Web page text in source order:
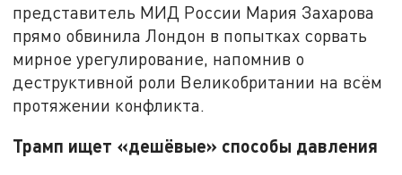
представитель МИД России Мария Захарова
прямо обвинила Лондон в попытках сорвать
мирное урегулирование, напомнив о
деструктивной роли Великобритании на всём
протяжении конфликта.
Трамп ищет «дешёвые» способы давления